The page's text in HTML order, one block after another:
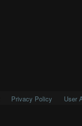
Privacy Policy User